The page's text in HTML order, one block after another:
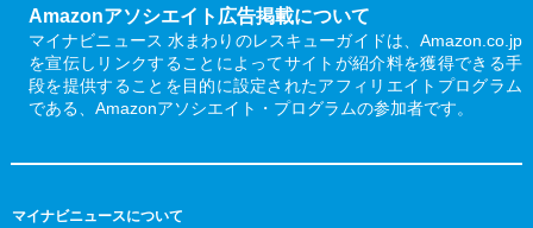
Amazonアソシエイト広告掲載について
マイナビニュース 水まわりのレスキューガイドは、Amazon.co.jp
を宣伝しリンクすることによってサイトが紹介料を獲得できる手
段を提供することを目的に設定されたアフィリエイトプログラム
である、Amazonアソシエイト・プログラムの参加者です。
マイナビニュースについて